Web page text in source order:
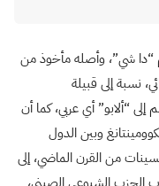
“دا شي”، وأصله مأخوذ من
نسبة إلى قبيلة
“ألابو” أي عربي، كما أن
وبين الدول
من القرن الماضي، إلى
الحزب الشيوعي الصيني،